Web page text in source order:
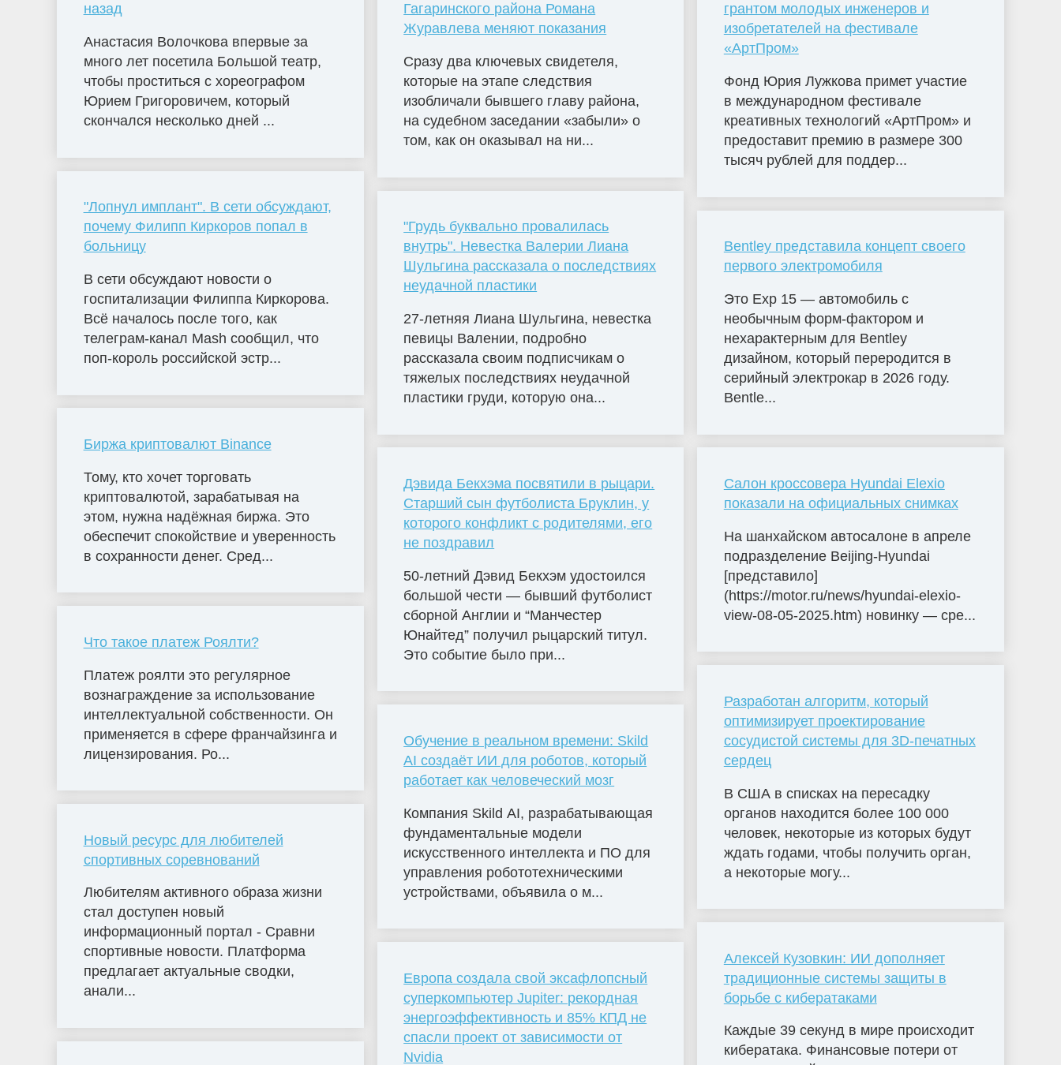
назад
Анастасия Волочкова впервые за
много лет посетила Большой театр,
чтобы проститься с хореографом
Юрием Григоровичем, который
скончался несколько дней ...
"Лопнул имплант". В сети обсуждают,
почему Филипп Киркоров попал в
больницу
В сети обсуждают новости о
госпитализации Филиппа Киркорова.
Всё началось после того, как
телеграм-канал Mash сообщил, что
поп-король российской эстр...
Биржа криптовалют Binance
Тому, кто хочет торговать
криптовалютой, зарабатывая на
этом, нужна надёжная биржа. Это
обеспечит спокойствие и уверенность
в сохранности денег. Сред...
Что такое платеж Роялти?
Платеж роялти это регулярное
вознаграждение за использование
интеллектуальной собственности. Он
применяется в сфере франчайзинга и
лицензирования. Ро...
Новый ресурс для любителей
спортивных соревнований
Любителям активного образа жизни
стал доступен новый
информационный портал - Сравни
спортивные новости. Платформа
предлагает актуальные сводки,
анали...
Гагаринского района Романа
Журавлева меняют показания
Сразу два ключевых свидетеля,
которые на этапе следствия
изобличали бывшего главу района,
на судебном заседании «забыли» о
том, как он оказывал на ни...
"Грудь буквально провалилась
внутрь". Невестка Валерии Лиана
Шульгина рассказала о последствиях
неудачной пластики
27-летняя Лиана Шульгина, невестка
певицы Валении, подробно
рассказала своим подписчикам о
тяжелых последствиях неудачной
пластики груди, которую она...
Дэвида Бекхэма посвятили в рыцари.
Старший сын футболиста Бруклин, у
которого конфликт с родителями, его
не поздравил
50-летний Дэвид Бекхэм удостоился
большой чести — бывший футболист
сборной Англии и “Манчестер
Юнайтед” получил рыцарский титул.
Это событие было при...
Обучение в реальном времени: Skild
AI создаёт ИИ для роботов, который
работает как человеческий мозг
Компания Skild AI, разрабатывающая
фундаментальные модели
искусственного интеллекта и ПО для
управления робототехническими
устройствами, объявила о м...
Европа создала свой эксафлопсный
суперкомпьютер Jupiter: рекордная
энергоэффективность и 85% КПД не
спасли проект от зависимости от
Nvidia
грантом молодых инженеров и
изобретателей на фестивале
«АртПром»
Фонд Юрия Лужкова примет участие
в международном фестивале
креативных технологий «АртПром» и
предоставит премию в размере 300
тысяч рублей для поддер...
Bentley представила концепт своего
первого электромобиля
Это Exp 15 — автомобиль с
необычным форм-фактором и
нехарактерным для Bentley
дизайном, который переродится в
серийный электрокар в 2026 году.
Bentle...
Салон кроссовера Hyundai Elexio
показали на официальных снимках
На шанхайском автосалоне в апреле
подразделение Beijing-Hyundai
[представило]
(https://motor.ru/news/hyundai-elexio-
view-08-05-2025.htm) новинку — сре...
Разработан алгоритм, который
оптимизирует проектирование
сосудистой системы для 3D-печатных
сердец
В США в списках на пересадку
органов находится более 100 000
человек, некоторые из которых будут
ждать годами, чтобы получить орган,
а некоторые могу...
Алексей Кузовкин: ИИ дополняет
традиционные системы защиты в
борьбе с кибератаками
Каждые 39 секунд в мире происходит
кибератака. Финансовые потери от